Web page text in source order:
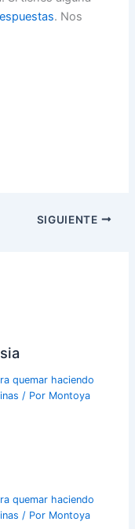
. Nos
SIGUIENTE
quemar haciendo
/ Por Montoya
quemar haciendo
/ Por Montoya